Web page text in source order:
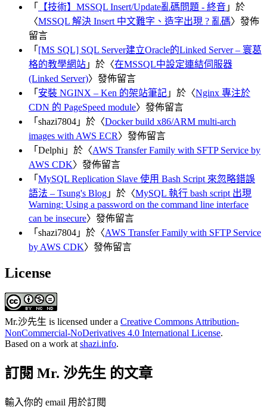
「
【技術】MSSQL Insert/Update亂碼問題 - 終音 」於
〈MSSQL 解決 Insert 中文難字、造字出現 ? 亂碼〉發佈
留言
「 [MS SQL] SQL Server建立Oracle的Linked Server – 寰葛
格的教學網站 」於〈在MSSQL中設定連結伺服器
(Linked Server)〉發佈留言
「 安裝 NGINX – Ken 的架站筆記 」於〈Nginx 專注於
CDN 的 PageSpeed module〉發佈留言
「 shazi7804 」於〈Docker build x86/ARM multi-arch
images with AWS ECR〉發佈留言
「 Delphi 」於〈AWS Transfer Family with SFTP Service by
AWS CDK〉發佈留言
「 MySQL Replication Slave 使用 Bash Script 來忽略錯誤
語法 – Tsung's Blog 」於〈MySQL 執行 bash script 出現
Warning: Using a password on the command line interface
can be insecure〉發佈留言
「 shazi7804 」於〈AWS Transfer Family with SFTP Service
by AWS CDK〉發佈留言
License
Mr.沙先生 is licensed under a Creative Commons Attribution-
NonCommercial-NoDerivatives 4.0 International License.
Based on a work atshazi.info.
訂閱 Mr. 沙先生 的文章
輸入你的 email 用於訂閱